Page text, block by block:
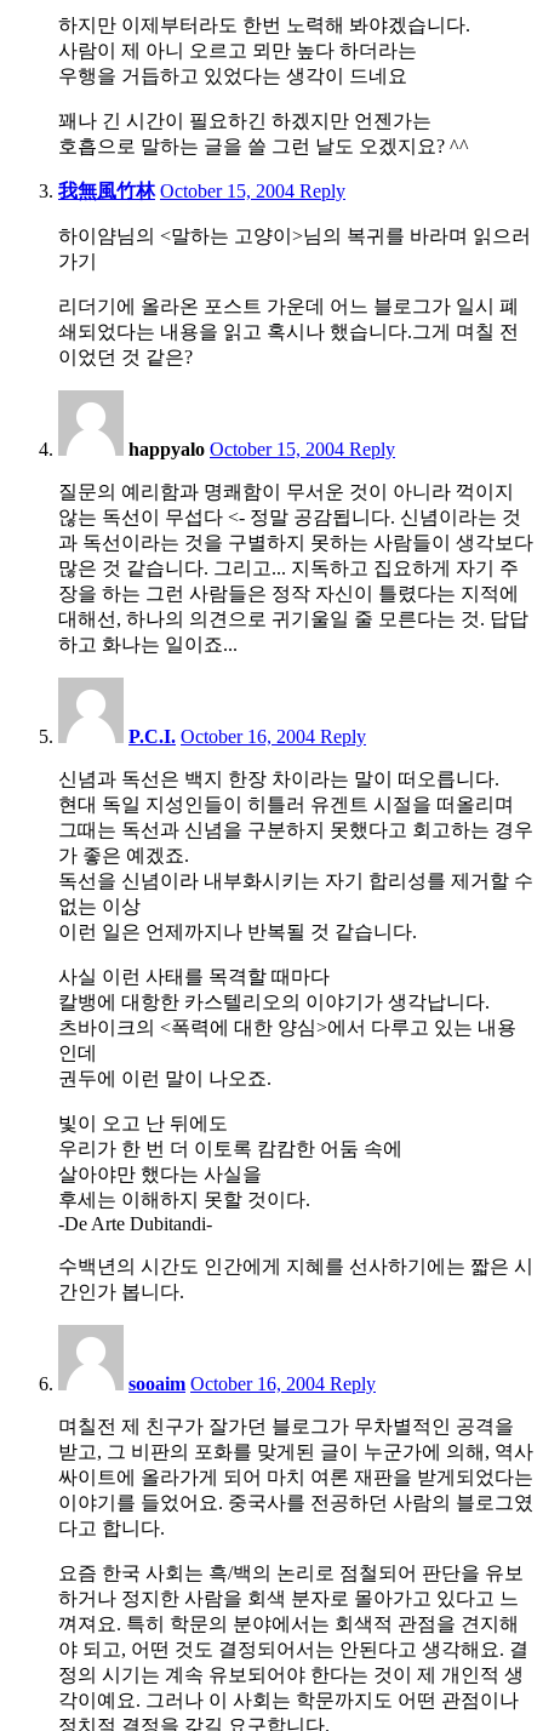
하지만 이제부터라도 한번 노력해 봐야겠습니다.
사람이 제 아니 오르고 뫼만 높다 하더라는
우행을 거듭하고 있었다는 생각이 드네요
꽤나 긴 시간이 필요하긴 하겠지만 언젠가는
호흡으로 말하는 글을 쓸 그런 날도 오겠지요? ^^
我無風竹林 October 15, 20044:46
Reply
하이얌님의 <말하는 고양이>님의 복귀를 바라며 읽으러
가기
리더기에 올라온 포스트 가운데 어느 블로그가 일시 폐
쇄되었다는 내용을 읽고 혹시나 했습니다.그게 며칠 전
이었던 것 같은?
happyalo October 15, 2004 Reply
질문의 예리함과 명쾌함이 무서운 것이 아니라 꺽이지
않는 독선이 무섭다 <- 정말 공감됩니다. 신념이라는 것
과 독선이라는 것을 구별하지 못하는 사람들이 생각보다
많은 것 같습니다. 그리고... 지독하고 집요하게 자기 주
장을 하는 그런 사람들은 정작 자신이 틀렸다는 지적에
대해선, 하나의 의견으로 귀기울일 줄 모른다는 것. 답답
하고 화나는 일이죠...
P.C.I. October 16, 2004 Reply
신념과 독선은 백지 한장 차이라는 말이 떠오릅니다.
현대 독일 지성인들이 히틀러 유겐트 시절을 떠올리며
그때는 독선과 신념을 구분하지 못했다고 회고하는 경우
가 좋은 예겠죠.
독선을 신념이라 내부화시키는 자기 합리성를 제거할 수
없는 이상
이런 일은 언제까지나 반복될 것 같습니다.
사실 이런 사태를 목격할 때마다
칼뱅에 대항한 카스텔리오의 이야기가 생각납니다.
츠바이크의 <폭력에 대한 양심>에서 다루고 있는 내용
인데
권두에 이런 말이 나오죠.
빛이 오고 난 뒤에도
우리가 한 번 더 이토록 캄캄한 어둠 속에
살아야만 했다는 사실을
후세는 이해하지 못할 것이다.
-De Arte Dubitandi-
수백년의 시간도 인간에게 지혜를 선사하기에는 짧은 시
간인가 봅니다.
sooaim October 16, 2004 Reply
며칠전 제 친구가 잘가던 블로그가 무차별적인 공격을
받고, 그 비판의 포화를 맞게된 글이 누군가에 의해, 역사
싸이트에 올라가게 되어 마치 여론 재판을 받게되었다는
이야기를 들었어요. 중국사를 전공하던 사람의 블로그였
다고 합니다.
요즘 한국 사회는 흑/백의 논리로 점철되어 판단을 유보
하거나 정지한 사람을 회색 분자로 몰아가고 있다고 느
껴져요. 특히 학문의 분야에서는 회색적 관점을 견지해
야 되고, 어떤 것도 결정되어서는 안된다고 생각해요. 결
정의 시기는 계속 유보되어야 한다는 것이 제 개인적 생
각이예요. 그러나 이 사회는 학문까지도 어떤 관점이나
정치적 결정을 갖길 요구합니다.